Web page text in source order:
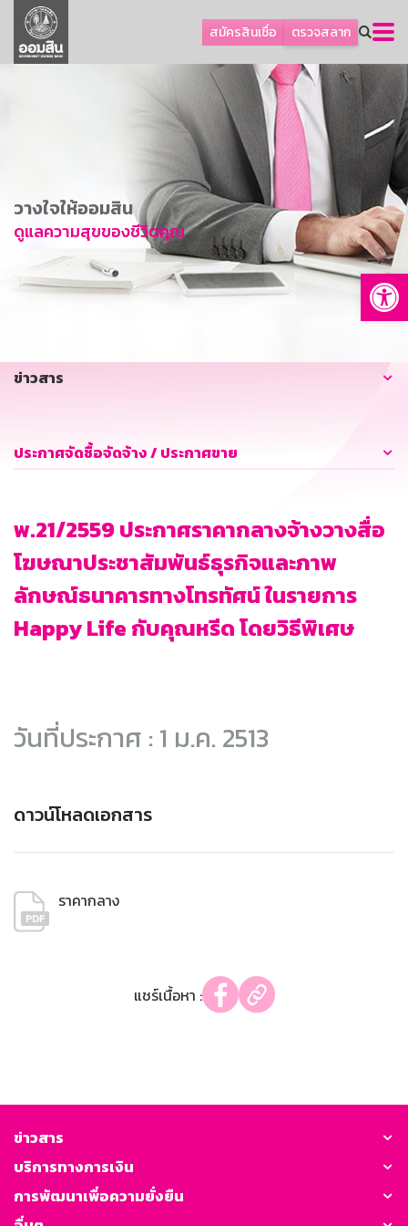
สมัครสินเชื่อ ตรวจสลาก
ลูกค้าธุรกิจ
ลูกค้าผู้ประกอบรายย่อย
การพัฒนาที่ยั่งยืน
ข่าวสาร
บริการทางการเงิน
อื่นๆ
วางใจให้ออมสิน
ดูแลความสุขของชีวิตคุณ
ข่าวสาร
ประกาศจัดซื้อจัดจ้าง / ประกาศขาย
พ.21/2559 ประกาศราคากลางจ้างวางสื่อ
โฆษณาประชาสัมพันธ์ธุรกิจและภาพ
ลักษณ์ธนาคารทางโทรทัศน์ ในรายการ
Happy Life กับคุณหรีด โดยวิธีพิเศษ
วันที่ประกาศ : 1 ม.ค. 2513
ดาวน์โหลดเอกสาร
ราคากลาง
แชร์เนื้อหา :
ข่าวสาร
บริการทางการเงิน
การพัฒนาเพื่อความยั่งยืน